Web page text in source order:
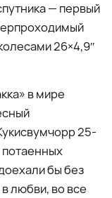
— первый
26×4,9″
в мире
25-
бы без
любви, во все